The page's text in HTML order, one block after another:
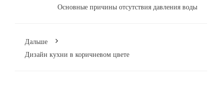
Основные причины отсутствия давления воды
Дальше
Дизайн кухни в коричневом цвете